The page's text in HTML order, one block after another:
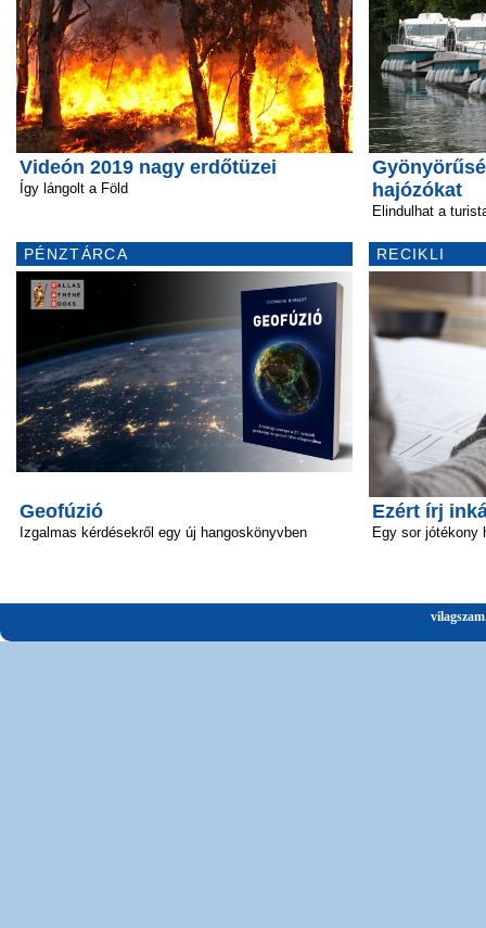
Videón 2019 nagy erdőtüzei
Így lángolt a Föld
PÉNZTÁRCA
Geofúzió
Izgalmas kérdésekről egy új hangoskönyvben
hajózókat
Elindulhat a
RECIKLI
Ezért írj
Egy sor jótékony